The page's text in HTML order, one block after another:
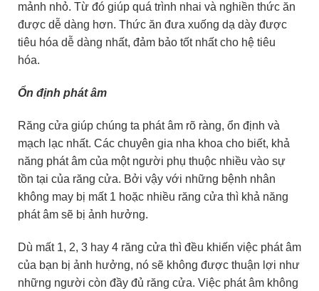
mảnh nhỏ. Từ đó giúp quá trình nhai và nghiền thức ăn
được dễ dàng hơn. Thức ăn đưa xuống dạ dày được
tiêu hóa dễ dàng nhất, đảm bảo tốt nhất cho hệ tiêu
hóa.
Ổn định phát âm
Răng cửa giúp chúng ta phát âm rõ ràng, ổn định và
mạch lạc nhất. Các chuyên gia nha khoa cho biết, khả
năng phát âm của một người phụ thuộc nhiều vào sự
tồn tại của răng cửa. Bởi vậy với những bệnh nhân
không may bị mất 1 hoặc nhiều răng cửa thì khả năng
phát âm sẽ bị ảnh hưởng.
Dù mất 1, 2, 3 hay 4 răng cửa thì đều khiến việc phát âm
của bạn bị ảnh hưởng, nó sẽ không được thuận lợi như
những người còn đầy đủ răng cửa. Việc phát âm không